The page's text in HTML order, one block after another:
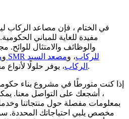
في الختام ، فإن مصاعد الركاب
مفيدة للغاية للمباني
والوظائف والامتثال للوائح.
و مصعد SMR للركاب، ومصعد السيد
الركاب ، يوفر حلولًا لأنواع مختلفة من المنشآت الحكومية.
إذا كنت متورطًا في مشروع بناء
، أشجعك على التواصل معنا.
بمعلومات مفصلة حول منتجاتنا
مخصص يلبي احتياجاتك المحددة.